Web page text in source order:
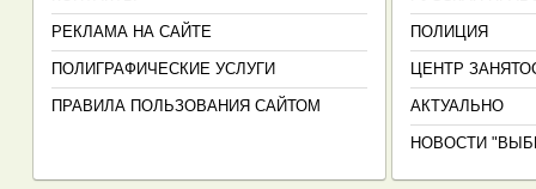
РЕКЛАМА НА САЙТЕ
ПОЛИГРАФИЧЕСКИЕ УСЛУГИ
ПРАВИЛА ПОЛЬЗОВАНИЯ САЙТОМ
ПОЛИЦИЯ
ЦЕНТР
АКТУАЛЬНО
НОВОСТИ